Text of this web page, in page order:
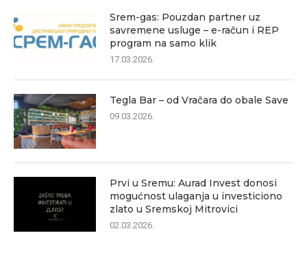
Srem-gas: Pouzdan partner uz
savremene usluge – e-račun i REP
program na samo klik
17.03.2026.
Tegla Bar – od Vračara do obale Save
09.03.2026.
Prvi u Sremu: Aurad Invest donosi
mogućnost ulaganja u investiciono
zlato u Sremskoj Mitrovici
02.03.2026.